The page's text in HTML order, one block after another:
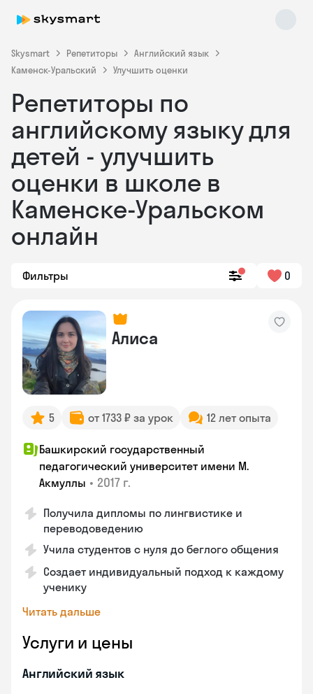
Skysmart Репетиторы
Английский язык
Каменск-Уральский
Улучшить оценки
Репетиторы по
английскому языку для
детей - улучшить
оценки в школе в
Каменске-Уральском
онлайн
Фильтры 0
Алиса
5 от 1733 ₽ за урок 12 лет опыта
Башкирский государственный
педагогический университет имени М.
Акмуллы • 2017 г.
Получила дипломы по лингвистике и
переводоведению
Учила студентов с нуля до беглого общения
Создает индивидуальный подход к каждому
ученику
Читать дальше
Услуги и цены
Английский язык
Skysmart Chat